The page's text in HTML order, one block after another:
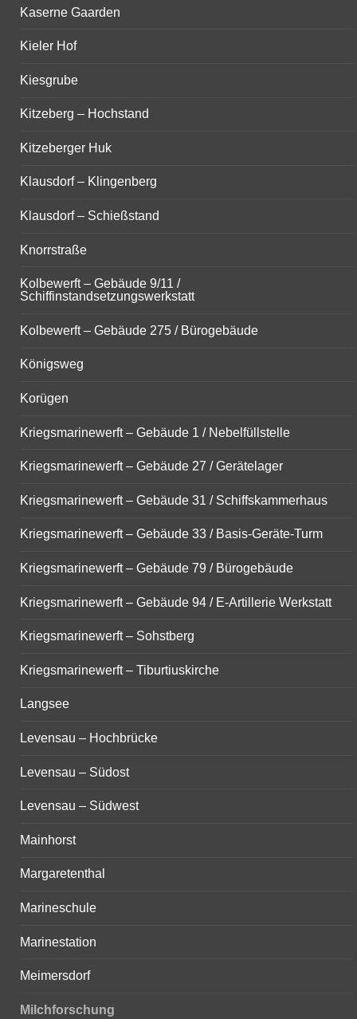
Kaserne Gaarden
Kieler Hof
Kiesgrube
Kitzeberg – Hochstand
Kitzeberger Huk
Klausdorf – Klingenberg
Klausdorf – Schießstand
Knorrstraße
Kolbewerft – Gebäude 9/11 /
Schiffinstandsetzungswerkstatt
Kolbewerft – Gebäude 275 / Bürogebäude
Königsweg
Korügen
Kriegsmarinewerft – Gebäude 1 / Nebelfüllstelle
Kriegsmarinewerft – Gebäude 27 / Gerätelager
Kriegsmarinewerft – Gebäude 31 / Schiffskammerhaus
Kriegsmarinewerft – Gebäude 33 / Basis-Geräte-Turm
Kriegsmarinewerft – Gebäude 79 / Bürogebäude
Kriegsmarinewerft – Gebäude 94 / E-Artillerie Werkstatt
Kriegsmarinewerft – Sohstberg
Kriegsmarinewerft – Tiburtiuskirche
Langsee
Levensau – Hochbrücke
Levensau – Südost
Levensau – Südwest
Mainhorst
Margaretenthal
Marineschule
Marinestation
Meimersdorf
Milchforschung